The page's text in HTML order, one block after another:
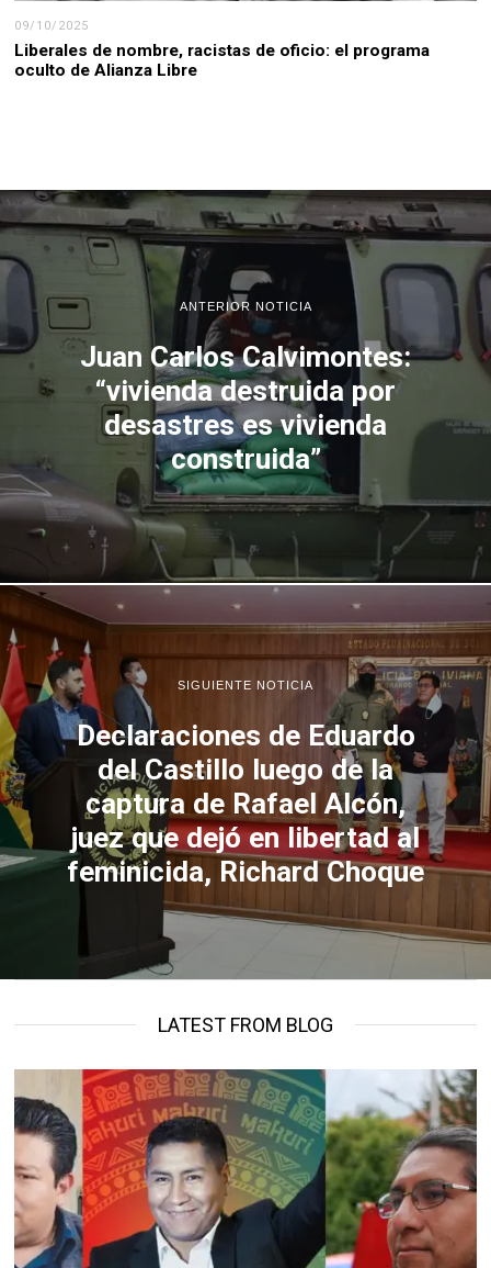
09/10/2025
Liberales de nombre, racistas de oficio: el programa
oculto de Alianza Libre
ANTERIOR NOTICIA
Juan Carlos Calvimontes:
“vivienda destruida por
desastres es vivienda
construida”
SIGUIENTE NOTICIA
Declaraciones de Eduardo
del Castillo luego de la
captura de Rafael Alcón,
juez que dejó en libertad al
feminicida, Richard Choque
LATEST FROM BLOG